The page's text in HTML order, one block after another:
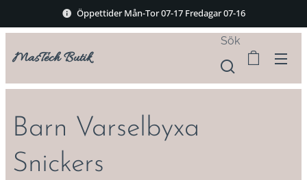
Öppettider Mån-Tor 07-17 Fredagar 07-16
MasTech Butik
Sök
Barn Varselbyxa
Snickers